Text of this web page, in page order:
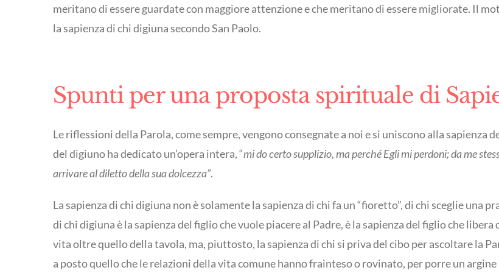
meritano di essere guardate con maggiore attenzione e che meritano di essere migliorate. Il
la sapienza di chi digiuna secondo San Paolo.
Spunti per una proposta spirituale di
Le riflessioni della Parola, come sempre, vengono consegnate a noi e si uniscono alla sapienza
del digiuno ha dedicato un’opera intera, “mi do certo supplizio, ma perché Egli mi perdoni; da me
arrivare al diletto della sua dolcezza”.
La sapienza di chi digiuna non è solamente la sapienza di chi fa un “fioretto”, di chi sceglie una
di chi digiuna è la sapienza del figlio che vuole piacere al Padre, è la sapienza del figlio che
vita oltre quello della tavola, ma, piuttosto, la sapienza di chi si priva del cibo per ascoltare la
a posto quello che le relazioni della vita comune hanno frainteso o rovinato, per porre un